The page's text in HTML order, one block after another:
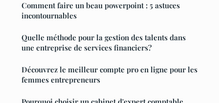
Comment faire un beau powerpoint : 5 astuces
incontournables
Quelle méthode pour la gestion des talents dans
une entreprise de services financiers?
Découvrez le meilleur compte pro en ligne pour les
femmes entrepreneurs